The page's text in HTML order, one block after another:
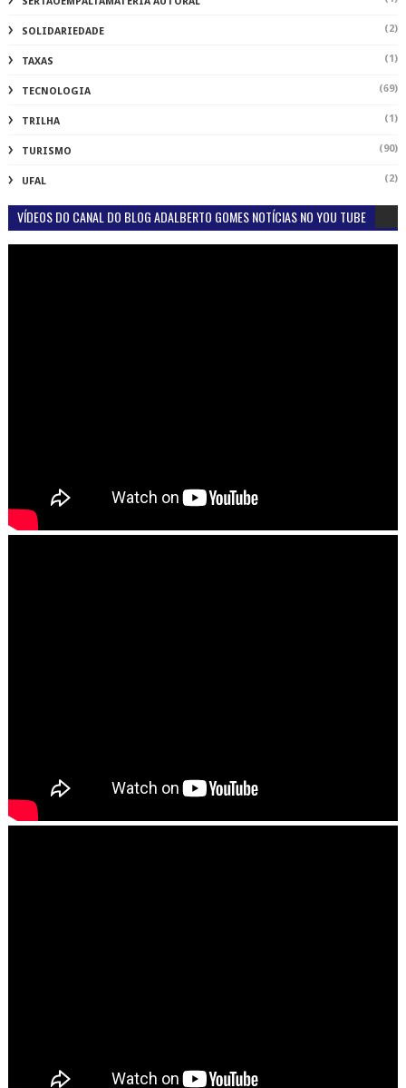
SOLIDARIEDADE (2)
TAXAS (1)
TECNOLOGIA (69)
TRILHA (1)
TURISMO (90)
UFAL (2)
VÍDEOS DO CANAL DO BLOG ADALBERTO GOMES NOTÍCIAS NO YOU TUBE